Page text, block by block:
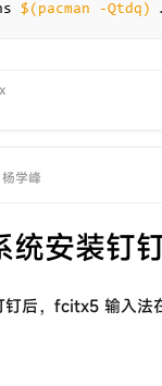
$( pacman -Qtdq )
杨学峰
安装钉
后，fcitx5 输入法